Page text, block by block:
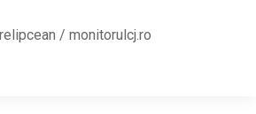
/ monitorulcj.ro